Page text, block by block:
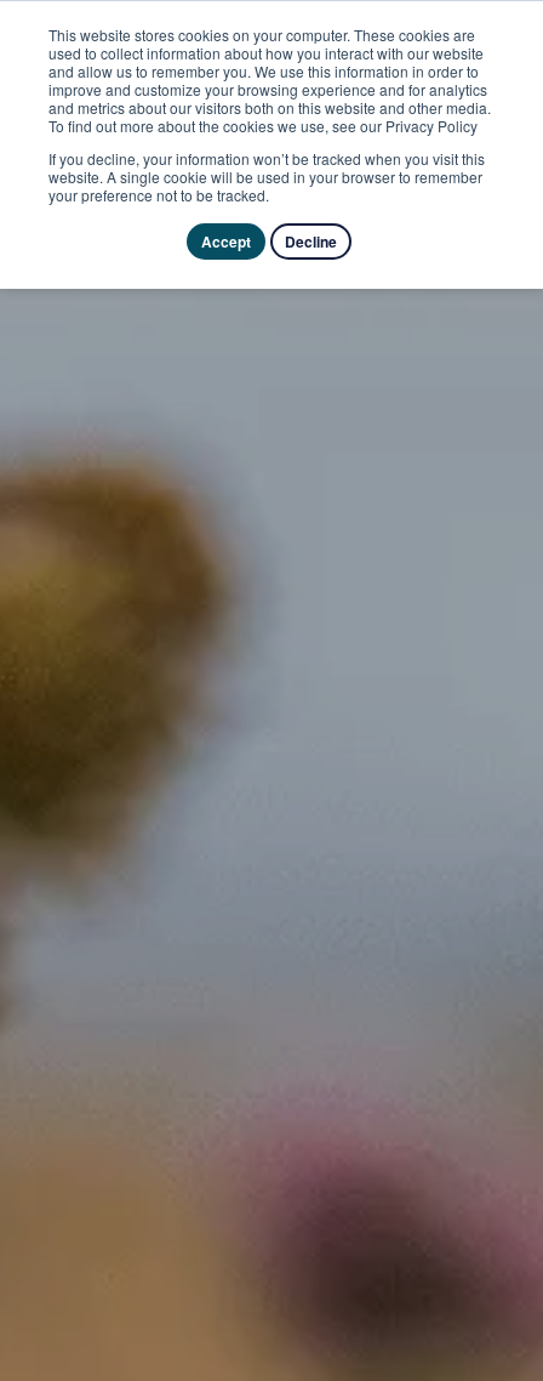
This website stores cookies on your computer. These cookies are
used to collect information about how you interact with our website
and allow us to remember you. We use this information in order to
improve and customize your browsing experience and for analytics
and metrics about our visitors both on this website and other media.
To find out more about the cookies we use, see our Privacy Policy
If you decline, your information won’t be tracked when you visit this
website. A single cookie will be used in your browser to remember
your preference not to be tracked.
Accept Decline